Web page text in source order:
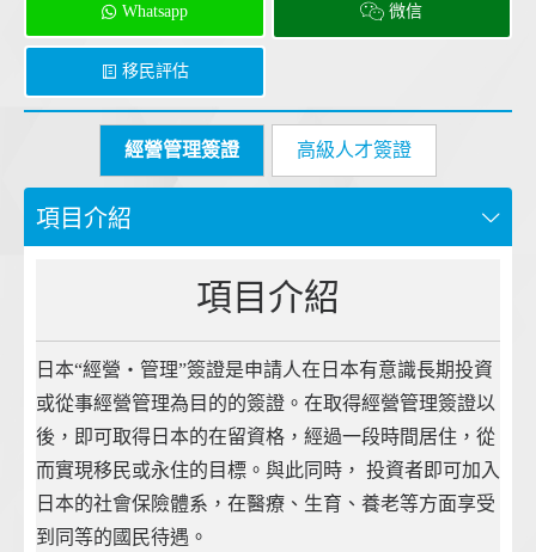
Whatsapp 微信
移民評估
經營管理簽證 高級人才簽證
項目介紹
項目介紹
日本“經營・管理”簽證是申請人在日本有意識長期投資
或從事經營管理為目的的簽證。在取得經營管理簽證以
後，即可取得日本的在留資格，經過一段時間居住，從
而實現移民或永住的目標。與此同時， 投資者即可加入
日本的社會保險體系，在醫療、生育、養老等方面享受
到同等的國民待遇。